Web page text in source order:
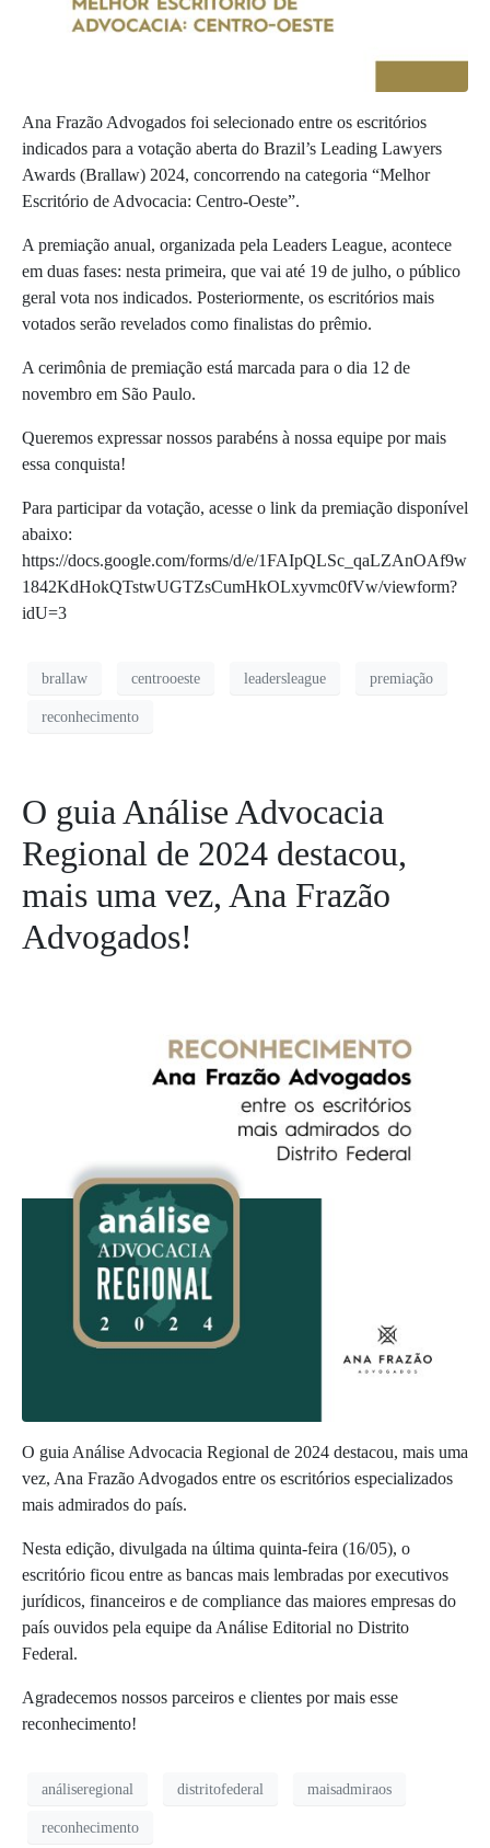
Ana Frazão Advogados foi selecionado entre os escritórios
indicados para a votação aberta do Brazil’s Leading Lawyers
Awards (Brallaw) 2024, concorrendo na categoria “Melhor
Escritório de Advocacia: Centro-Oeste”.
A premiação anual, organizada pela Leaders League, acontece
em duas fases: nesta primeira, que vai até 19 de julho, o público
geral vota nos indicados. Posteriormente, os escritórios mais
votados serão revelados como finalistas do prêmio.
A cerimônia de premiação está marcada para o dia 12 de
novembro em São Paulo.
Queremos expressar nossos parabéns à nossa equipe por mais
essa conquista!
Para participar da votação, acesse o link da premiação disponível
abaixo:
https://docs.google.com/forms/d/e/1FAIpQLSc_qaLZAnOAf9w
1842KdHokQTstwUGTZsCumHkOLxyvmc0fVw/viewform?
idU=3
brallaw centrooeste leadersleague premiação
reconhecimento
O guia Análise Advocacia
Regional de 2024 destacou,
mais uma vez, Ana Frazão
Advogados!
O guia Análise Advocacia Regional de 2024 destacou, mais uma
vez, Ana Frazão Advogados entre os escritórios especializados
mais admirados do país.
Nesta edição, divulgada na última quinta-feira (16/05), o
escritório ficou entre as bancas mais lembradas por executivos
jurídicos, financeiros e de compliance das maiores empresas do
país ouvidos pela equipe da Análise Editorial no Distrito
Federal.
Agradecemos nossos parceiros e clientes por mais esse
reconhecimento!
análiseregional distritofederal maisadmiraos
reconhecimento